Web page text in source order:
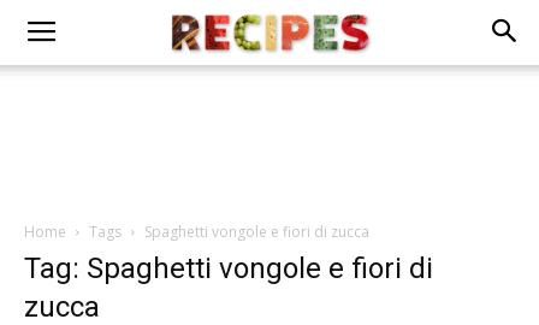
Home Tags Spaghetti vongole e fiori di zucca
Tag: Spaghetti vongole e fiori di
zucca